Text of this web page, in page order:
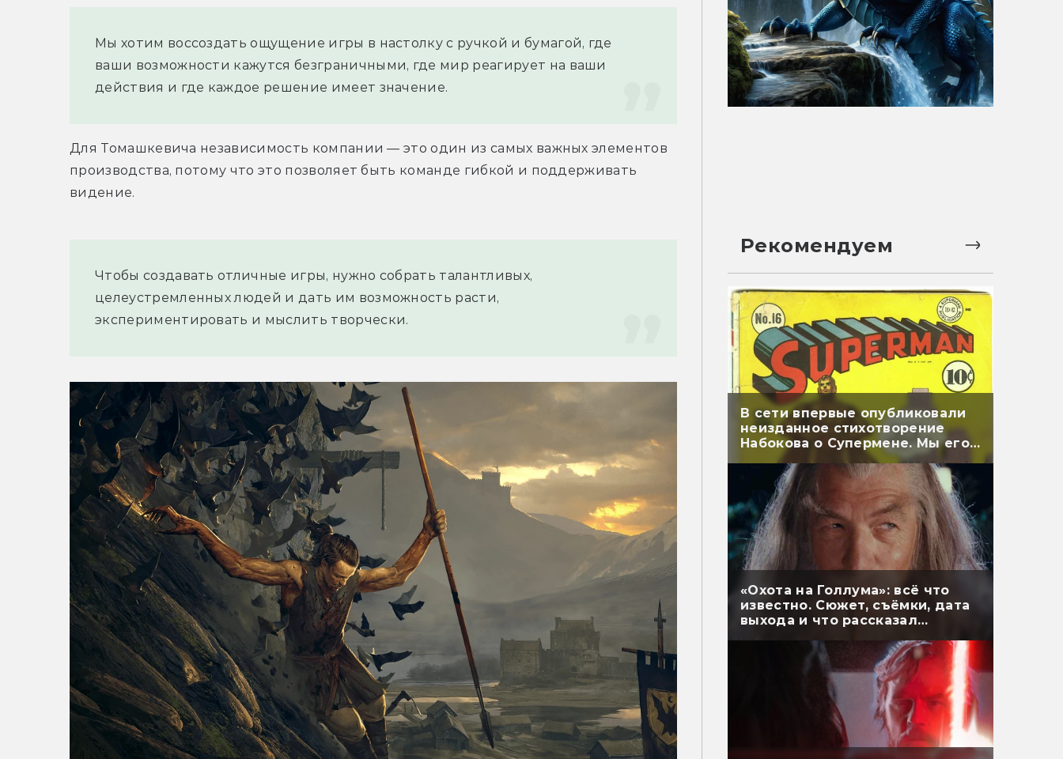
Мы хотим воссоздать ощущение игры в настолку с ручкой и бумагой, где
ваши возможности кажутся безграничными, где мир реагирует на ваши
действия и где каждое решение имеет значение.
Для Томашкевича независимость компании — это один из самых важных элементов
производства, потому что это позволяет быть команде гибкой и поддерживать
видение.
Чтобы создавать отличные игры, нужно собрать талантливых,
целеустремленных людей и дать им возможность расти,
экспериментировать и мыслить творчески.
Рекомендуем
В сети впервые опубликовали
неизданное стихотворение
Набокова о Супермене. Мы его
перевели
«Охота на Голлума»: всё что
известно. Сюжет, съёмки, дата
выхода и что рассказал